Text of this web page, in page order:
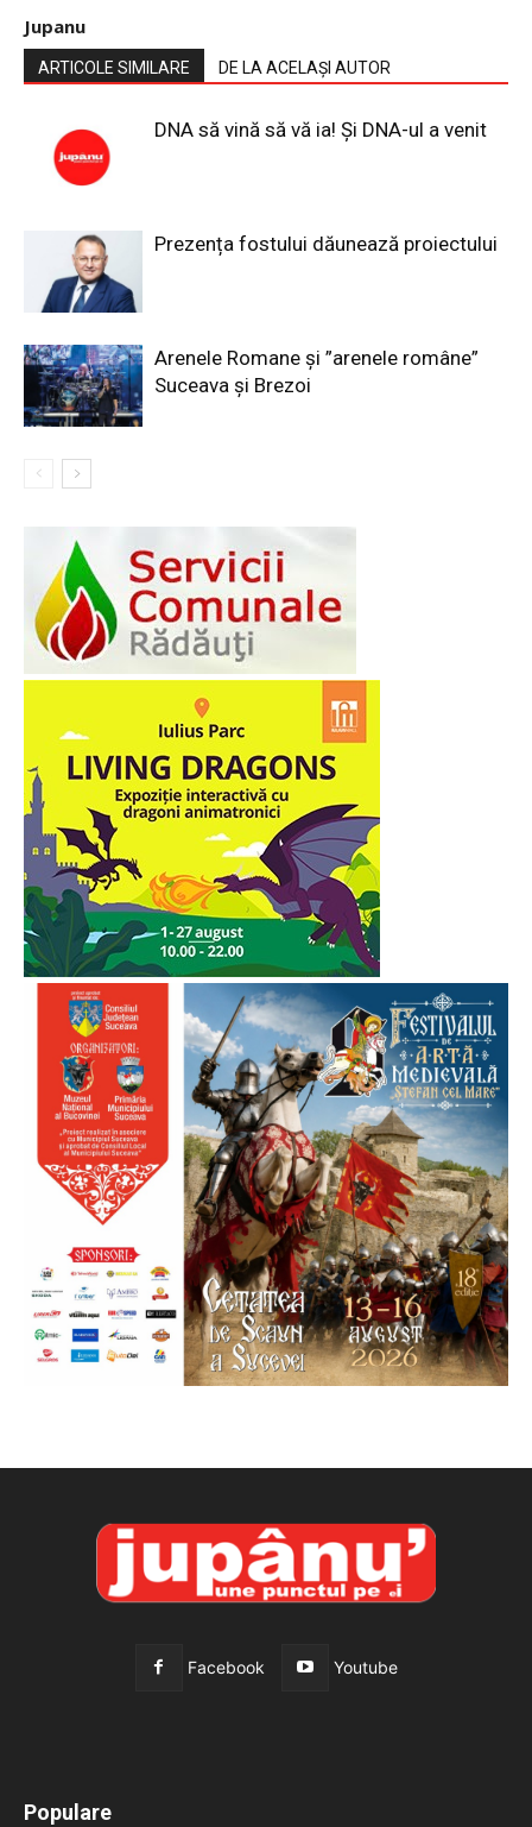
Jupanu
ARTICOLE SIMILARE DE LA ACELAȘI AUTOR
DNA să vină să vă ia! Și DNA-ul a venit
Prezența fostului dăunează proiectului
Arenele Romane și ”arenele române”
Suceava și Brezoi
Facebook Youtube
Populare